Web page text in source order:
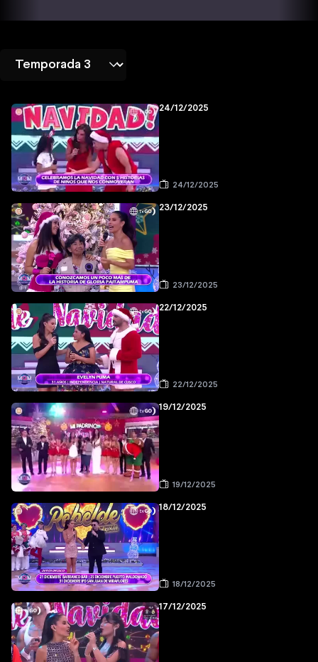
24/12/2025
24/12/2025
23/12/2025
23/12/2025
22/12/2025
22/12/2025
19/12/2025
19/12/2025
18/12/2025
18/12/2025
17/12/2025